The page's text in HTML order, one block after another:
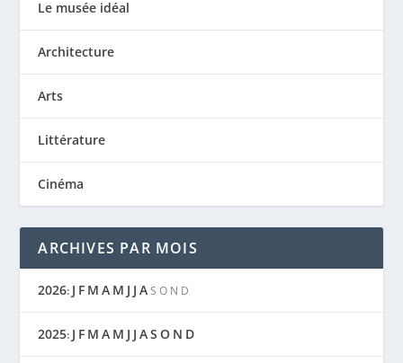
Le musée idéal
Architecture
Arts
Littérature
Cinéma
ARCHIVES PAR MOIS
2026: J F M A M J J A S O N D
2025: J F M A M J J AS O N D